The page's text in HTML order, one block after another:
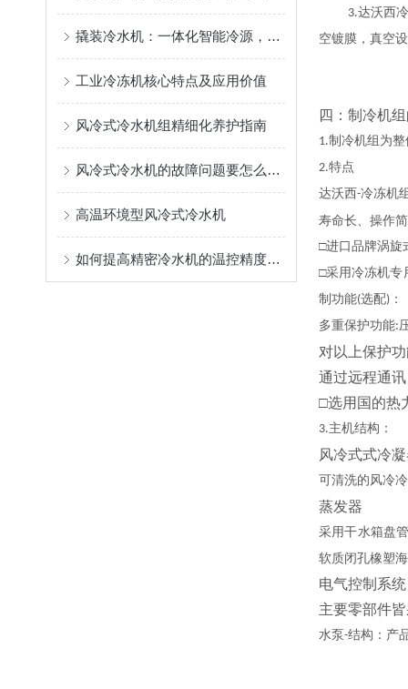
撬装冷水机：一体化智能冷源，即装即用
工业冷冻机核心特点及应用价值
风冷式冷水机组精细化养护指南
风冷式冷水机的故障问题要怎么解决
高温环境型风冷式冷水机
如何提高精密冷水机的温控精度以保证设备性能
3.达沃西
空镀膜，真空
四：制冷机
1.制冷机组为
2.特点
达沃西-冷冻机
寿命长、操作
□进口品牌涡旋
□采用冷冻机专
制功能(选配) ：
多重保护功能:
对以上保护
通过远程通
□选用国的热
3.主机结构：
风冷式式冷
可清洗的风冷
蒸发器
采用干水箱盘
软质闭孔橡塑
电气控制系统
主要零部件
水泵-结构：产